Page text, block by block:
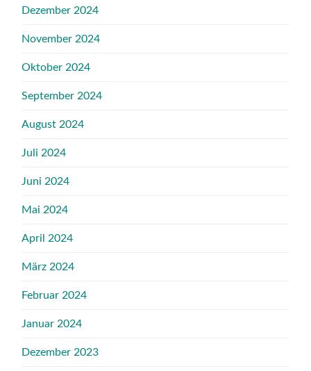
Dezember 2024
November 2024
Oktober 2024
September 2024
August 2024
Juli 2024
Juni 2024
Mai 2024
April 2024
März 2024
Februar 2024
Januar 2024
Dezember 2023